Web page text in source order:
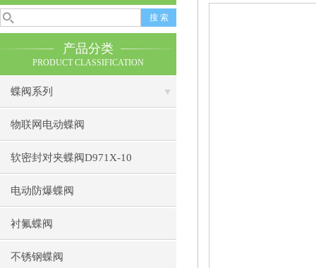
产品分类
PRODUCT CLASSIFICATION
蝶阀系列
物联网电动蝶阀
软密封对夹蝶阀D971X-10
电动防爆蝶阀
衬氟蝶阀
不锈钢蝶阀